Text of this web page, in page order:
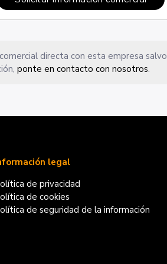
directa con esta empresa salvo
ponte en contacto con nosotros.
legal
de privacidad
de cookies
de seguridad de la información